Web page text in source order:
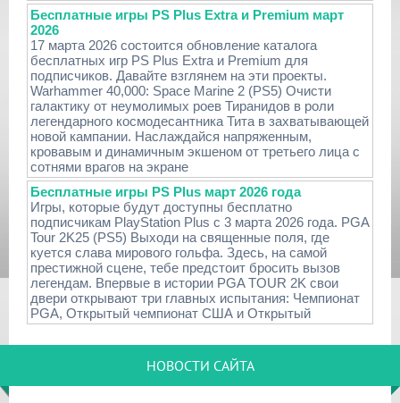
Бесплатные игры PS Plus Extra и Premium март
2026
17 марта 2026 состоится обновление каталога
бесплатных игр PS Plus Extra и Premium для
подписчиков. Давайте взглянем на эти проекты.
Warhammer 40,000: Space Marine 2 (PS5) Очисти
галактику от неумолимых роев Тиранидов в роли
легендарного космодесантника Тита в захватывающей
новой кампании. Наслаждайся напряженным,
кровавым и динамичным экшеном от третьего лица с
сотнями врагов на экране
Бесплатные игры PS Plus март 2026 года
Игры, которые будут доступны бесплатно
подписчикам PlayStation Plus с 3 марта 2026 года. PGA
Tour 2K25 (PS5) Выходи на священные поля, где
куется слава мирового гольфа. Здесь, на самой
престижной сцене, тебе предстоит бросить вызов
легендам. Впервые в истории PGA TOUR 2K свои
двери открывают три главных испытания: Чемпионат
PGA, Открытый чемпионат США и Открытый
НОВОСТИ САЙТА